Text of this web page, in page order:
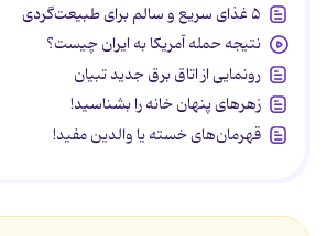
۵ غذای سریع و سالم برای طبیعت‌گردی
نتیجه حمله آمریکا به ایران چیست؟
رونمایی از اتاق برق جدید تبیان
زهرهای پنهان خانه را بشناسید!
قهرمان‌های خسته یا والدین مفید!